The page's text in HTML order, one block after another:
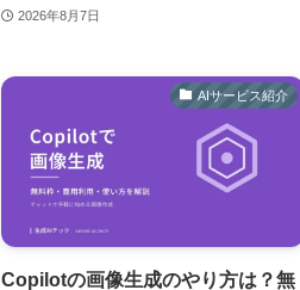
2026年8月7日
AIサービス紹介
Copilotの画像生成のやり方は？無